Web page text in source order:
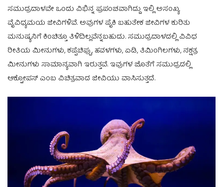
ಸಮುದ್ರದಾಳವೇ ಒಂದು ವಿಭಿನ್ನ ಪ್ರಪಂಚವಾಗಿದ್ದು ಇಲ್ಲಿ ಅಸಂಖ್ಯ
ವೈವಿಧ್ಯಮಯ ಜೀವಿಗಳಿವೆ. ಅವುಗಳ ಪೈಕಿ ಬಹುತೇಕ ಜೀವಿಗಳ ಕುರಿತು
ಮನುಷ್ಯನಿಗೆ ಕಿಂಚಿತ್ತೂ ತಿಳಿದಿಲ್ಲವೆನ್ನಬಹುದು. ಸಮುದ್ರದಾಳದಲ್ಲಿ ವಿವಿಧ
ರೀತಿಯ ಮೀನುಗಳು, ಕಪ್ಪೆಚಿಪ್ಪು, ಹವಳಗಳು, ಏಡಿ, ತಿಮಿಂಗಿಲಗಳು, ನಕ್ಷತ್ರ
ಮೀನುಗಳು ಸಾಮಾನ್ಯವಾಗಿ ಇರುತ್ತವೆ. ಇವುಗಳ ಜೊತೆಗೆ ಸಮುದ್ರದಲ್ಲಿ
ಆಕ್ಟೋಪಸ್ ಎಂಬ ವಿಚಿತ್ರವಾದ ಜೀವಿಯು ವಾಸಿಸುತ್ತದೆ.